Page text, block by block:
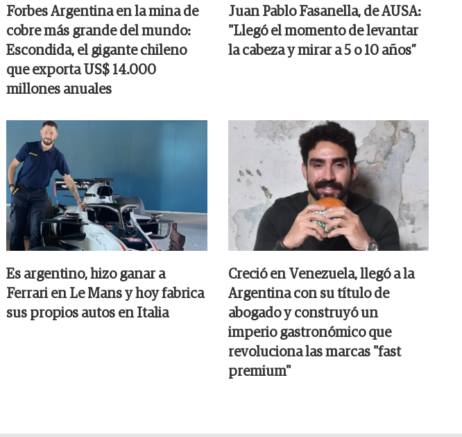
Forbes Argentina en la mina de
cobre más grande del mundo:
Escondida, el gigante chileno
que exporta US$ 14.000
millones anuales
Juan Pablo Fasanella, de AUSA:
"Llegó el momento de levantar
la cabeza y mirar a 5 o 10 años”
Es argentino, hizo ganar a
Ferrari en Le Mans y hoy fabrica
sus propios autos en Italia
Creció en Venezuela, llegó a la
Argentina con su título de
abogado y construyó un
imperio gastronómico que
revoluciona las marcas "fast
premium"